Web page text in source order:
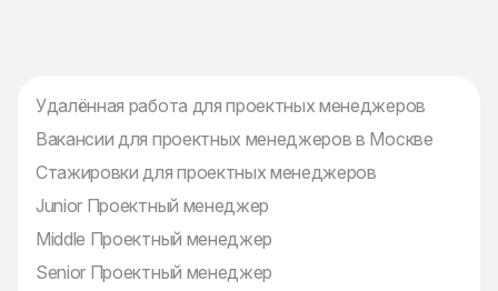
Удалённая работа для проектных менеджеров
Вакансии для проектных менеджеров в Москве
Стажировки для проектных менеджеров
Junior Проектный менеджер
Middle Проектный менеджер
Senior Проектный менеджер